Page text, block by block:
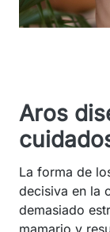
Aros
La forma de
decisiva en la
demasiado